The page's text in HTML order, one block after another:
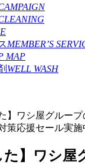
MEMBER’S
MAP
WELL WASH
】ワシ屋グルー
策応援セール実施
た】ワシ屋